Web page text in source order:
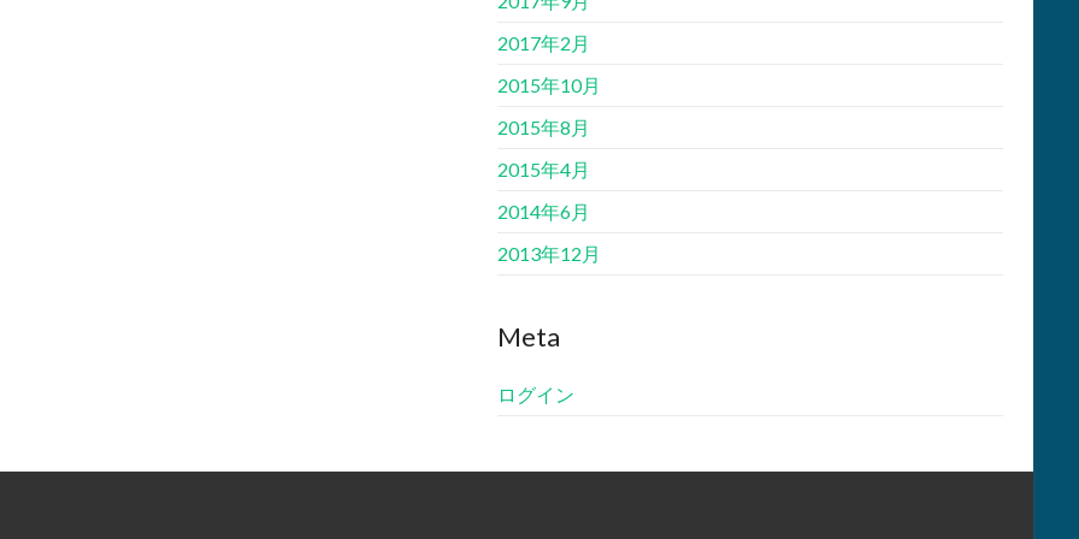
2017年2月
2015年10月
2015年8月
2015年4月
2014年6月
2013年12月
Meta
ログイン